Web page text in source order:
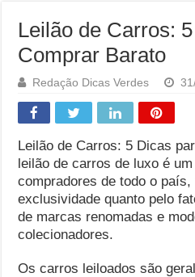
Você sabe o que é uma
Carta Psicografada de Isabella
Grávida pode comer picles e
Grávida pode comer Ceviche?
Carta Psicografada João Hélio:
Carta Psicografada de Eduardo
Leilão de Carros:
Comprar Barato
Redação Dicas Verdes
Leilão de Carros: 5 Dicas
leilão de carros de luxo é
compradores de todo o
exclusividade quanto pelo
de marcas renomadas e
colecionadores.
Os carros leiloados são